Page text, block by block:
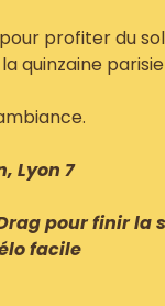
profiter du
quinzaine
Lyon 7
pour finir la
facile